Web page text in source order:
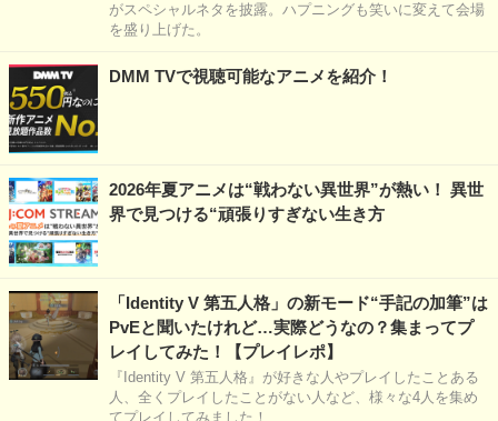
がスペシャルネタを披露。ハプニングも笑いに変えて会場
を盛り上げた。
DMM TVで視聴可能なアニメを紹介！
2026年夏アニメは“戦わない異世界”が熱い！ 異世
界で見つける“頑張りすぎない生き方
「Identity V 第五人格」の新モード“手記の加筆”は
PvEと聞いたけれど…実際どうなの？集まってプ
レイしてみた！【プレイレポ】
『Identity V 第五人格』が好きな人やプレイしたことある
人、全くプレイしたことがない人など、様々な4人を集め
てプレイしてみました！